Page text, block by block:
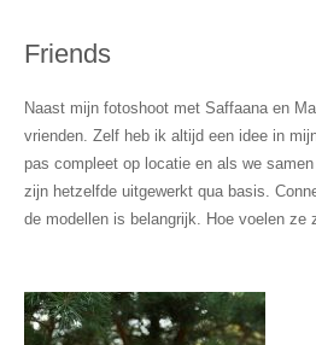
Friends
Naast mijn fotoshoot met Saffaana en
vrienden. Zelf heb ik altijd een idee in
pas compleet op locatie en als we
zijn hetzelfde uitgewerkt qua basis.
de modellen is belangrijk. Hoe voelen ze